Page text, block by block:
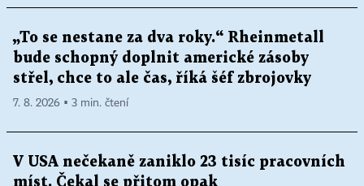
„To se nestane za dva roky.“ Rheinmetall
bude schopný doplnit americké zásoby
střel, chce to ale čas, říká šéf zbrojovky
7. 8. 2026 ▪ 3 min. čtení
V USA nečekaně zaniklo 23 tisíc pracovních
míst. Čekal se přitom opak